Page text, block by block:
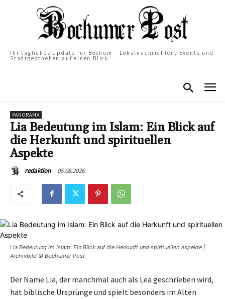
Ihr tägliches Update für Bochum – Lokalnachrichten, Events und
Stadtgeschehen auf einen Blick
PANORAMA
Lia Bedeutung im Islam: Ein Blick auf
die Herkunft und spirituellen
Aspekte
redaktion 05.08.2026
Lia Bedeutung im Islam: Ein Blick auf die Herkunft und spirituellen Aspekte |
Archivbild © Bochumer Post
Der Name Lia, der manchmal auch als Lea geschrieben wird,
hat biblische Ursprünge und spielt besonders im Alten